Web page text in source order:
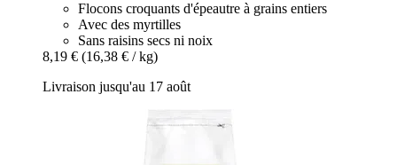
Flocons croquants d'épeautre à grains entiers
Avec des myrtilles
Sans raisins secs ni noix
8,19 € (16,38 € / kg)
Livraison jusqu'au 17 août